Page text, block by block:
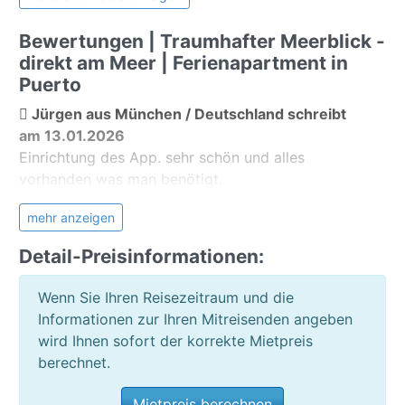
Außenanlage:
Rezeption
Restaurant
Minimarkt
Terrasse
Balkon
Gartenmöbel
Fitnessraum
Meerblick
Waschmaschine
Gem. Waschmaschine
Gem. Wäschetrockner
Parkplatz gg.Gebühr
Bewertungen | Traumhafter Meerblick -
direkt am Meer | Ferienapartment in
Puerto
Jürgen aus München / Deutschland schreibt
am 13.01.2026
Einrichtung des App. sehr schön und alles
vorhanden was man benötigt.
Besonders zu erwähnen sind die sehr guten und
bequemen Betten.
immer telefonisch erreichbar.
Die Unterkunft war schön und entsprach meiner
Erwartung
Die Unterkunft war gut und korrekt beschrieben
Ja, ich würde wieder über Teneriffa Ferienhaus
mehr anzeigen
Detail-Preisinformationen:
Wenn Sie Ihren Reisezeitraum und die
Informationen zur Ihren Mitreisenden angeben
wird Ihnen sofort der korrekte Mietpreis
berechnet.